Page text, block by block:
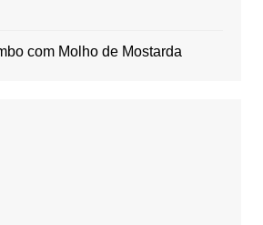
com Molho de Mostarda